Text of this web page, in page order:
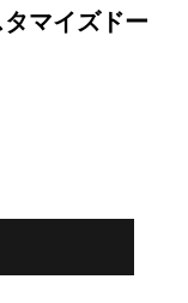
マイズドー